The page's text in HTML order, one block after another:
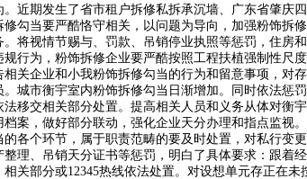
期发生了省市租户拆修私拆承沉墙、广东省肇庆
勾当要严酷恪守相关，以问题为导向，加强粉饰
将视情节赐与、罚款、吊销停业执照等惩罚，住
行为，粉饰拆修企业要严酷按照工程扶植强制性
关企业和小我粉饰拆修勾当的行为和留意事项，
城市衡宇室内粉饰拆修勾当日渐增加。同时依法惩
移交相关部分处置。提高相关人员和义务从体对
案，做好部分联动，强化企业天分办理和指点监视
各个环节，属于职责范畴的要及时处置，对私行
理、吊销天分证书等惩罚，明白了具体要求：跟
关部分或12345热线依法处置。对设想单元存正在